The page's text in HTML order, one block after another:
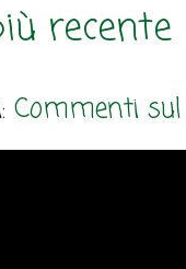
recente
Commenti